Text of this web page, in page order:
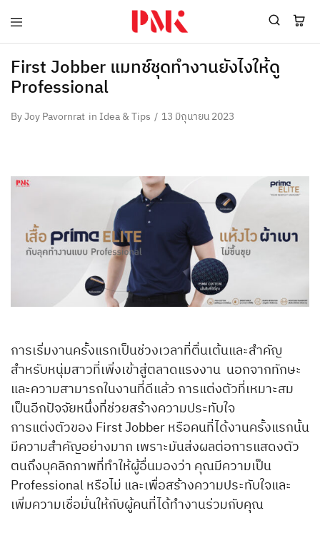
PMK
ผู้
ผลิต
สินค้า
แบรนด์
โลโก้
ผู้
เสื้อ
โปโล
ยูนิฟอร์ม
มาตรฐาน
ISO9001
เขียว
First Jobber แมทช์ชุดทำงานยังไงให้ดู
Professional
ByJoy Pavornrat in Idea & Tips 13 มิถุนายน 2023
การเริ่มงานครั้งแรกเป็นช่วงเวลาที่ตื่นเต้นและสำคัญ
สำหรับหนุ่มสาวที่เพิ่งเข้าสู่ตลาดแรงงาน นอกจากทักษะ
และความสามารถในงานที่ดีแล้ว การแต่งตัวที่เหมาะสม
เป็นอีกปัจจัยหนึ่งที่ช่วยสร้างความประทับใจ
การแต่งตัวของ First Jobber หรือคนที่ได้งานครั้งแรกนั้น
มีความสำคัญอย่างมาก เพราะมันส่งผลต่อการแสดงตัว
ตนถึงบุคลิกภาพที่ทำให้ผู้อื่นมองว่า คุณมีความเป็น
Professional หรือไม่ และเพื่อสร้างความประทับใจและ
เพิ่มความเชื่อมั่นให้กับผู้คนที่ได้ทำงานร่วมกับคุณ